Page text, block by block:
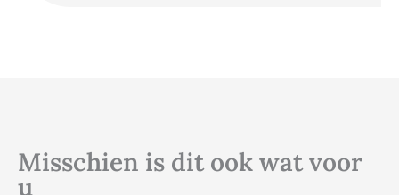
Misschien is dit ook wat voor
u